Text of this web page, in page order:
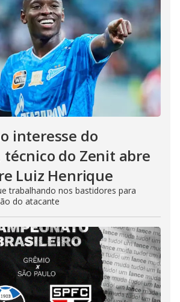
interesse do
técnico do Zenit abre
Luiz Henrique
trabalhando nos bastidores para
do atacante